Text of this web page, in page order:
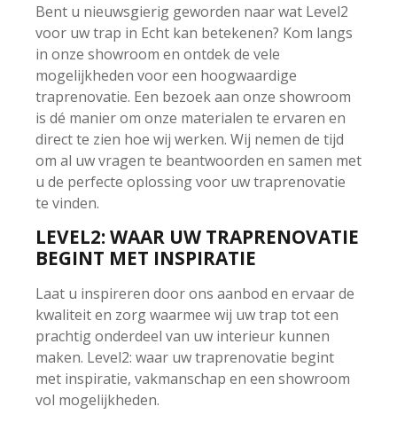
Bent u nieuwsgierig geworden naar wat Level2
voor uw trap in Echt kan betekenen? Kom langs
in onze showroom en ontdek de vele
mogelijkheden voor een hoogwaardige
traprenovatie. Een bezoek aan onze showroom
is dé manier om onze materialen te ervaren en
direct te zien hoe wij werken. Wij nemen de tijd
om al uw vragen te beantwoorden en samen met
u de perfecte oplossing voor uw traprenovatie
te vinden.
LEVEL2: WAAR UW TRAPRENOVATIE
BEGINT MET INSPIRATIE
Laat u inspireren door ons aanbod en ervaar de
kwaliteit en zorg waarmee wij uw trap tot een
prachtig onderdeel van uw interieur kunnen
maken. Level2: waar uw traprenovatie begint
met inspiratie, vakmanschap en een showroom
vol mogelijkheden.